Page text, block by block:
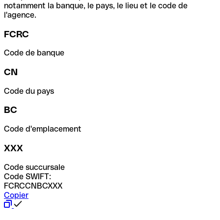
notamment la banque, le pays, le lieu et le code de
l'agence.
FCRC
Code de banque
CN
Code du pays
BC
Code d'emplacement
XXX
Code succursale
Code SWIFT:
FCRCCNBCXXX
Copier